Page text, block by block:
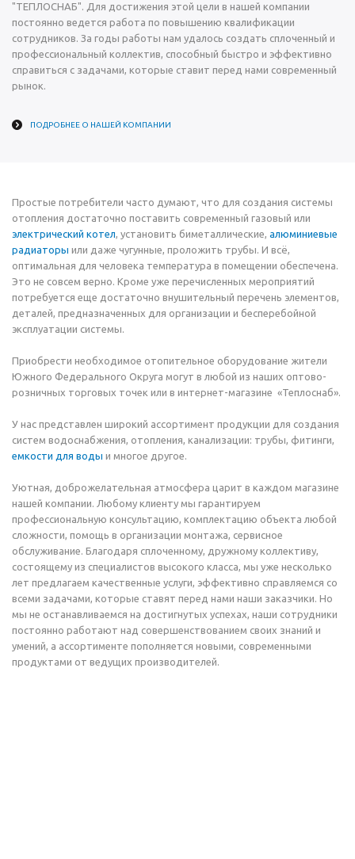
"ТЕПЛОСНАБ". Для достижения этой цели в нашей компании
постоянно ведется работа по повышению квалификации
сотрудников. За годы работы нам удалось создать сплоченный и
профессиональный коллектив, способный быстро и эффективно
справиться с задачами, которые ставит перед нами современный
рынок.
ПОДРОБНЕЕ О НАШЕЙ КОМПАНИИ
Простые потребители часто думают, что для создания системы
отопления достаточно поставить современный газовый или
электрический котел, установить биметаллические, алюминиевые
радиаторы или даже чугунные, проложить трубы. И всё,
оптимальная для человека температура в помещении обеспечена.
Это не совсем верно. Кроме уже перечисленных мероприятий
потребуется еще достаточно внушительный перечень элементов,
деталей, предназначенных для организации и бесперебойной
эксплуатации системы.
Приобрести необходимое отопительное оборудование жители
Южного Федерального Округа могут в любой из наших оптово-
розничных торговых точек или в интернет-магазине «Теплоснаб».
У нас представлен широкий ассортимент продукции для создания
систем водоснабжения, отопления, канализации: трубы, фитинги,
емкости для воды и многое другое.
Уютная, доброжелательная атмосфера царит в каждом магазине
нашей компании. Любому клиенту мы гарантируем
профессиональную консультацию, комплектацию объекта любой
сложности, помощь в организации монтажа, сервисное
обслуживание. Благодаря сплоченному, дружному коллективу,
состоящему из специалистов высокого класса, мы уже несколько
лет предлагаем качественные услуги, эффективно справляемся со
всеми задачами, которые ставят перед нами наши заказчики. Но
мы не останавливаемся на достигнутых успехах, наши сотрудники
постоянно работают над совершенствованием своих знаний и
умений, а ассортименте пополняется новыми, современными
продуктами от ведущих производителей.